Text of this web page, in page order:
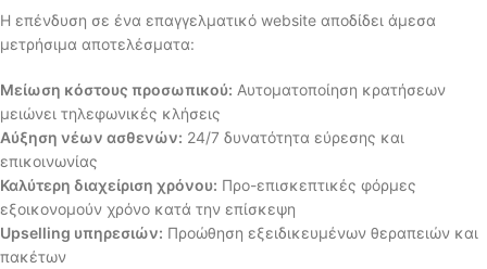
Η επένδυση σε ένα επαγγελματικό website αποδίδει άμεσα
μετρήσιμα αποτελέσματα:
Μείωση κόστους προσωπικού: Αυτοματοποίηση κρατήσεων
μειώνει τηλεφωνικές κλήσεις
Αύξηση νέων ασθενών: 24/7 δυνατότητα εύρεσης και
επικοινωνίας
Καλύτερη διαχείριση χρόνου: Προ-επισκεπτικές φόρμες
εξοικονομούν χρόνο κατά την επίσκεψη
Upselling υπηρεσιών: Προώθηση εξειδικευμένων θεραπειών και
πακέτων